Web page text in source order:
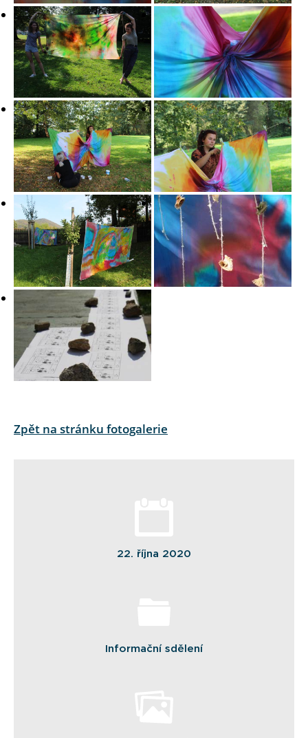
Zpět na stránku fotogalerie
22. října 2020
Informační sdělení